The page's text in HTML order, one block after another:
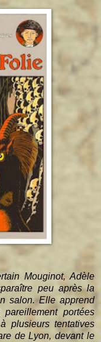
Mouginot, Adèle
peu après la
salon. Elle apprend
portées
plusieurs tentatives
de Lyon, devant le